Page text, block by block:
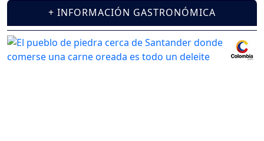
+ INFORMACIÓN GASTRONÓMICA